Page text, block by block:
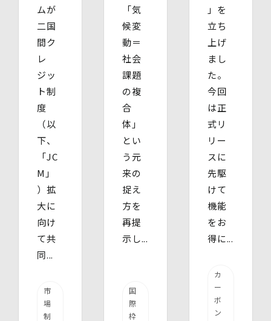
【個人情報を与えることの任意性及び当該情報を与えな
かった場合に生じる結果】
個⼈情報を取得する項⽬は、全てご本⼈によってご提供い
ただくものです。
ただし、必要な項⽬をいただけない場合、利⽤⽬的に記載
の諸⼿続⼜は処理に⽀障が⽣じる可能性があります。
ムが
二国
間ク
レ
ジッ
ト制
度
（以
下、
「JC
M」
）拡
大に
向け
て共
同...
市
場
制
「気
候変
動＝
社会
課題
の複
合
体」
とい
う元
来の
捉え
方を
再提
示し...
国
際
枠
」を
立ち
上げ
まし
た。
今回
は正
式リ
リー
スに
先駆
けて
機能
をお
得に...
カ
ー
ボ
ン